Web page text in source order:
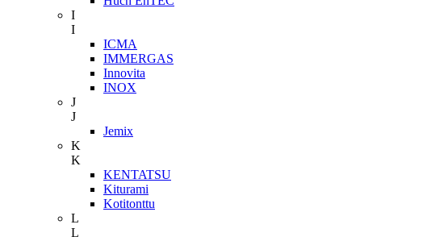
I
I
ICMA
IMMERGAS
Innovita
INOX
J
J
Jemix
K
K
KENTATSU
Kiturami
Kotitonttu
L
L